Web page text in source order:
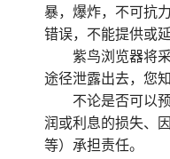
暴，爆炸，不可抗
错误，不能提供或
紫鸟浏览器将
途径泄露出去，您
不论是否可以
润或利息的损失、
等）承担责任。